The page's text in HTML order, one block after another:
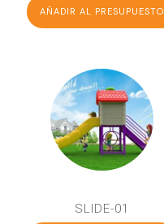
AÑADIR AL PRESUPUESTO
SLIDE-01